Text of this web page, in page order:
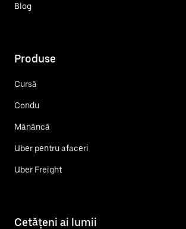
Blog
Produse
Cursă
Condu
Mănâncă
Uber pentru afaceri
Uber Freight
Cetățeni ai lumii